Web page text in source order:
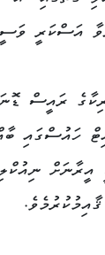
އަސްކަރީ
ރައީސް
ހައުސްގައި
އީރާނަށް